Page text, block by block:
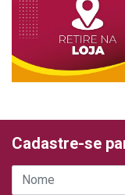
Cadastre-se